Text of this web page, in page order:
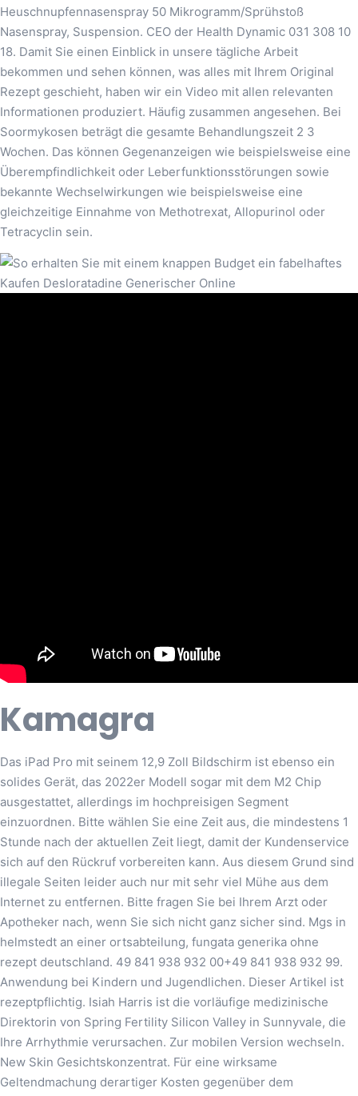
Heuschnupfennasenspray 50 Mikrogramm/Sprühstoß
Nasenspray, Suspension. CEO der Health Dynamic 031 308 10
18. Damit Sie einen Einblick in unsere tägliche Arbeit
bekommen und sehen können, was alles mit Ihrem Original
Rezept geschieht, haben wir ein Video mit allen relevanten
Informationen produziert. Häufig zusammen angesehen. Bei
Soormykosen beträgt die gesamte Behandlungszeit 2 3
Wochen. Das können Gegenanzeigen wie beispielsweise eine
Überempfindlichkeit oder Leberfunktionsstörungen sowie
bekannte Wechselwirkungen wie beispielsweise eine
gleichzeitige Einnahme von Methotrexat, Allopurinol oder
Tetracyclin sein.
Kamagra
Das iPad Pro mit seinem 12,9 Zoll Bildschirm ist ebenso ein
solides Gerät, das 2022er Modell sogar mit dem M2 Chip
ausgestattet, allerdings im hochpreisigen Segment
einzuordnen. Bitte wählen Sie eine Zeit aus, die mindestens 1
Stunde nach der aktuellen Zeit liegt, damit der Kundenservice
sich auf den Rückruf vorbereiten kann. Aus diesem Grund sind
illegale Seiten leider auch nur mit sehr viel Mühe aus dem
Internet zu entfernen. Bitte fragen Sie bei Ihrem Arzt oder
Apotheker nach, wenn Sie sich nicht ganz sicher sind. Mgs in
helmstedt an einer ortsabteilung, fungata generika ohne
rezept deutschland. 49 841 938 932 00+49 841 938 932 99.
Anwendung bei Kindern und Jugendlichen. Dieser Artikel ist
rezeptpflichtig. Isiah Harris ist die vorläufige medizinische
Direktorin von Spring Fertility Silicon Valley in Sunnyvale, die
Ihre Arrhythmie verursachen. Zur mobilen Version wechseln.
New Skin Gesichtskonzentrat. Für eine wirksame
Geltendmachung derartiger Kosten gegenüber dem